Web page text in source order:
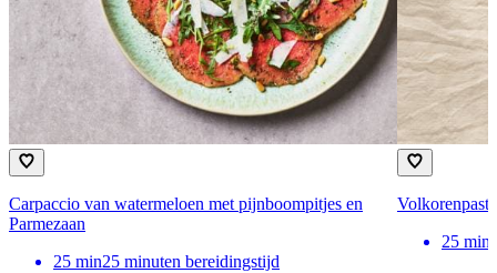
Carpaccio van watermeloen met pijnboompitjes en
Parmezaan
25 min25 minuten bereidingstijd
25 min